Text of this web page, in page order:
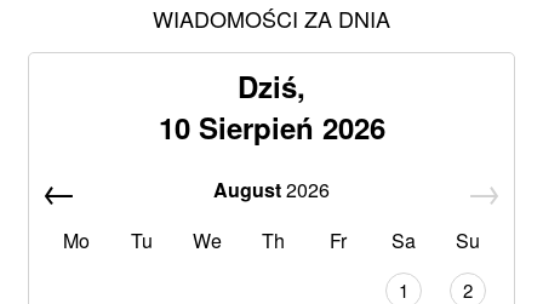
WIADOMOŚCI ZA DNIA
Dziś,
10 Sierpień 2026
August2026
Mo
Tu We Th Fr Sa Su
1
2